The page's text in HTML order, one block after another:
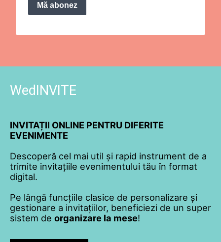
Mă abonez
WedINVITE
INVITAȚII ONLINE PENTRU DIFERITE
EVENIMENTE
Descoperă cel mai util și rapid instrument de a
trimite invitațiile evenimentului tău în format
digital.
Pe lângă funcțiile clasice de personalizare și
gestionare a invitațiilor, beneficiezi de un super
sistem de organizare la mese!